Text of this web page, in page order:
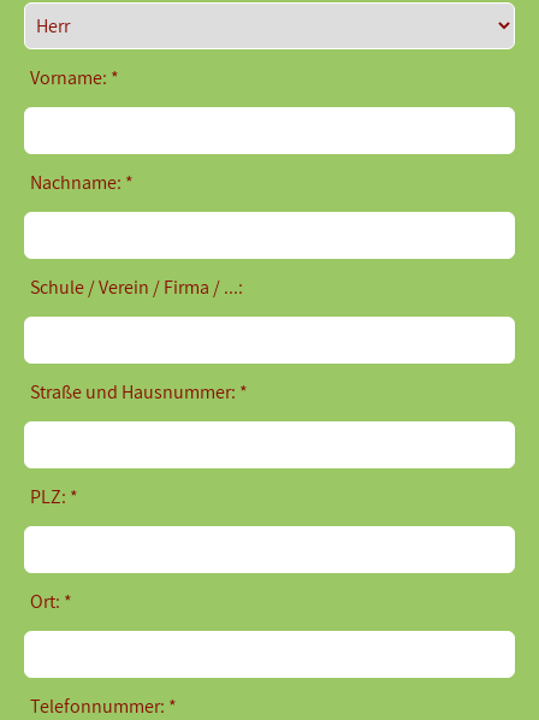
Vorname: *
Nachname: *
Schule / Verein / Firma / ...:
Straße und Hausnummer: *
PLZ: *
Ort: *
Telefonnummer: *